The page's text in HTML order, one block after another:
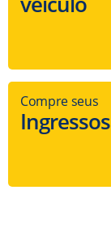
Compre seus
Ingressos